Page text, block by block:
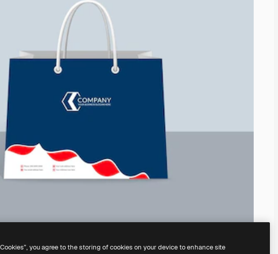
you agree to the storing of cookies on your device to enhance site